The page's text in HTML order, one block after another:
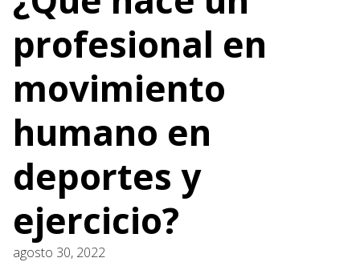
profesional en
movimiento
humano en
deportes y
ejercicio?
agosto 30, 2022